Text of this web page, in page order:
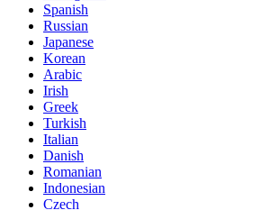
Spanish
Russian
Japanese
Korean
Arabic
Irish
Greek
Turkish
Italian
Danish
Romanian
Indonesian
Czech